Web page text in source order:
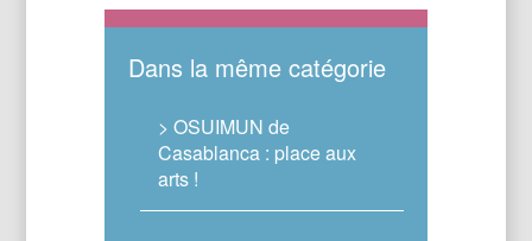
Dans la même catégorie
> OSUIMUN de
Casablanca : place aux
arts !